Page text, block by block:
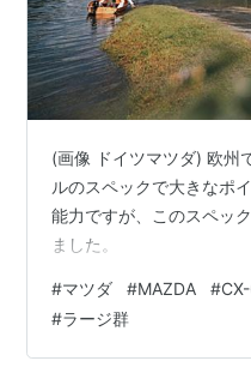
(画像 ドイツマツダ) 欧州
ルのスペックで大きなポ
能力ですが、このスペッ
ました。
#マツダ #MAZDA #
#ラージ群